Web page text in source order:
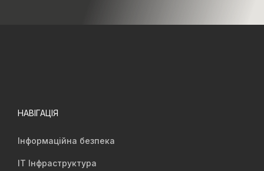
НАВІГАЦІЯ
Інформаційна безпека
IT Інфраструктура